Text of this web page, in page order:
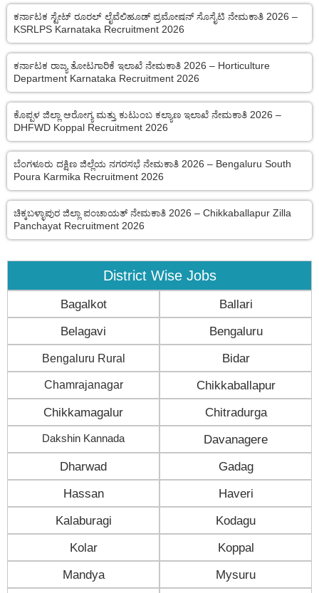
ಕರ್ನಾಟಕ ಸ್ಟೇಟ್ ರೂರಲ್ ಲೈವೆಲಿಹೂಡ್ ಪ್ರಮೋಷನ್ ಸೊಸೈಟಿ ನೇಮಕಾತಿ 2026 –
KSRLPS Karnataka Recruitment 2026
ಕರ್ನಾಟಕ ರಾಜ್ಯ ತೋಟಗಾರಿಕೆ ಇಲಾಖೆ ನೇಮಕಾತಿ 2026 – Horticulture
Department Karnataka Recruitment 2026
ಕೊಪ್ಪಳ ಜಿಲ್ಲಾ ಆರೋಗ್ಯ ಮತ್ತು ಕುಟುಂಬ ಕಲ್ಯಾಣ ಇಲಾಖೆ ನೇಮಕಾತಿ 2026 –
DHFWD Koppal Recruitment 2026
ಬೆಂಗಳೂರು ದಕ್ಷಿಣ ಜಿಲ್ಲೆಯ ನಗರಸಭೆ ನೇಮಕಾತಿ 2026 – Bengaluru South
Poura Karmika Recruitment 2026
ಚಿಕ್ಕಬಳ್ಳಾಪುರ ಜಿಲ್ಲಾ ಪಂಚಾಯತ್ ನೇಮಕಾತಿ 2026 – Chikkaballapur Zilla
Panchayat Recruitment 2026
District Wise Jobs
Bagalkot Ballari
Belagavi Bengaluru
Bengaluru Rural Bidar
Chamrajanagar Chikkaballapur
Chikkamagalur Chitradurga
Dakshin Kannada Davanagere
Dharwad Gadag
Hassan Haveri
Kalaburagi Kodagu
Kolar Koppal
Mandya Mysuru